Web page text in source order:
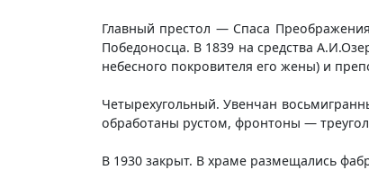
Главный престол — Спаса
Победоносца. В 1839 на средства
небесного покровителя его жены) и
Четырехугольный. Увенчан
обработаны рустом, фронтоны —
В 1930 закрыт. В храме размещались